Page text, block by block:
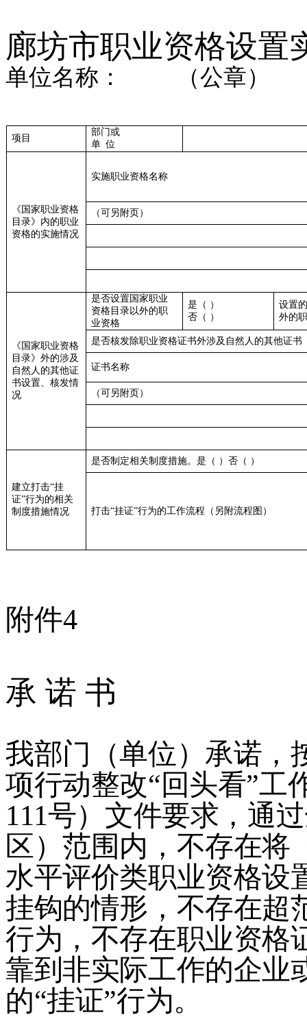
廊坊市职业资格设置
单位名称： （公章）
项目
部门或
单 位
《国家职业资格
目录》内的职业
资格的实施情况
实施职业资格名称
（可另附页）
《国家职业资格
目录》外的涉及
自然人的其他证
书设置、核发情
况
是否设置国家职业
资格目录以外的职
业资格
是（ ）
否（ ）
设置
外的
是否核发除职业资格证书外涉及自然人的其他证书
证书名称
（可另附页）
建立打击“挂
证”行为的相关
制度措施情况
是否制定相关制度措施。是（ ）否（ ）
打击“挂证”行为的工作流程（另附流程图）
附件4
承 诺 书
我部门（单位）承诺，
项行动整改“回头看”工
111号）文件要求，通
区）范围内，不存在将
水平评价类职业资格设
挂钩的情形，不存在超
行为，不存在职业资格
靠到非实际工作的企业
的“挂证”行为。